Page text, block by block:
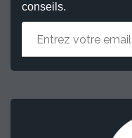
conseils.